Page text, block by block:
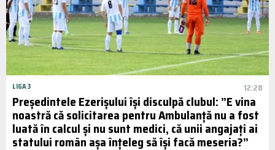
LIGA 3 12:28
Președintele Ezerișului își disculpă clubul: ”E vina
noastră că solicitarea pentru Ambulanță nu a fost
luată în calcul și nu sunt medici, că unii angajați ai
statului român așa înțeleg să își facă meseria?”